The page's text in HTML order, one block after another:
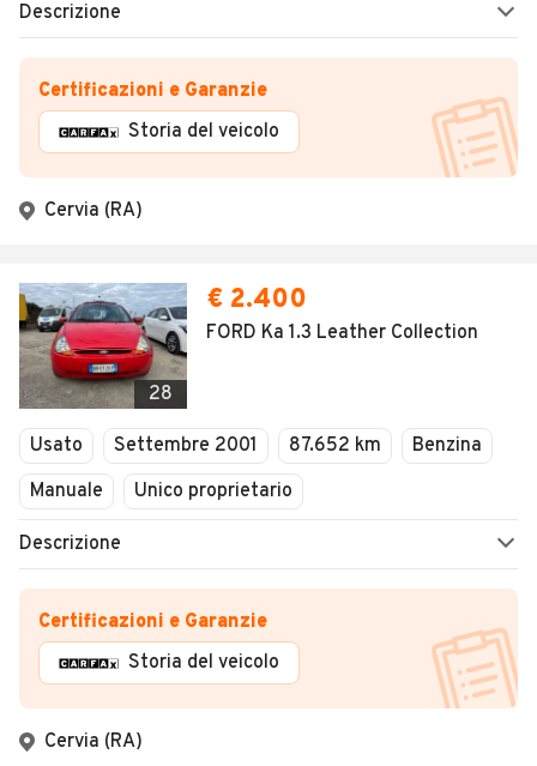
Descrizione
Certificazioni e Garanzie
Storia del veicolo
Cervia (RA)
28
€ 2.400
FORD Ka 1.3 Leather Collection
Usato Settembre 2001 87.652 km
Benzina
Manuale
Unico proprietario
Descrizione
Certificazioni e Garanzie
Storia del veicolo
Cervia (RA)